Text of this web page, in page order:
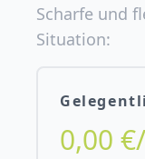
Scharfe und
Situation:
0,00